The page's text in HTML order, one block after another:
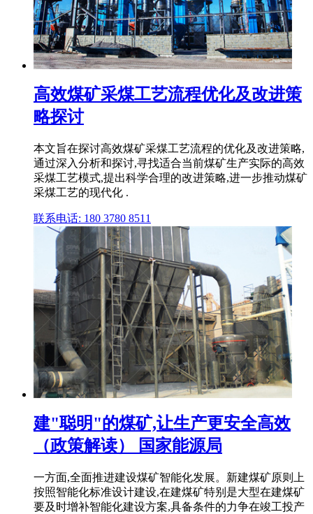
高效煤矿采煤工艺流程优化及改进策
略探讨
本文旨在探讨高效煤矿采煤工艺流程的优化及改进策略,
通过深入分析和探讨,寻找适合当前煤矿生产实际的高效
采煤工艺模式,提出科学合理的改进策略,进一步推动煤矿
采煤工艺的现代化 .
联系电话: 180 3780 8511
建"聪明"的煤矿,让生产更安全高效
（政策解读） 国家能源局
一方面,全面推进建设煤矿智能化发展。新建煤矿原则上
按照智能化标准设计建设,在建煤矿特别是大型在建煤矿
要及时增补智能化建设方案,具备条件的力争在竣工投产